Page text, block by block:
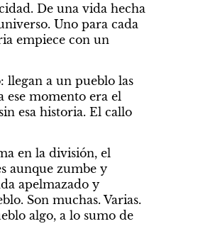
De una vida hecha
Uno para cada
empiece con un
llegan a un pueblo las
ese momento era el
esa historia. El callo
en la división, el
aunque zumbe y
apelmazado y
Son muchas. Varias.
algo, a lo sumo de